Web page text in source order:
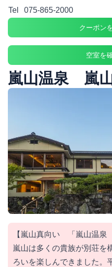
Tel 075-865-2000
クーポン
空室を
嵐山温泉 嵐
【嵐山真向い 「嵐山温泉
嵐山は多くの貴族が別荘を
ろいを楽しんできました。